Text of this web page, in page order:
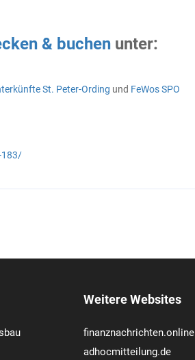
& buchen unter:
St. Peter-Ording und FeWos SPO
183/
Weitere Websites
finanznachrichten.online
adhocmitteilung.de